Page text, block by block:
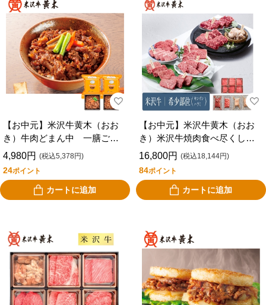
【お中元】米沢牛黄木（おお
き）牛肉どまん中 一膳ご
飯 ＧＤ３９
4,980円 (税込5,378円)
24ポイント
カートに追加
【お中元】米沢牛黄木（おお
き）米沢牛焼肉食べ尽くしセ
ット ＹＹ１６５
16,800円 (税込18,144円)
84ポイント
カートに追加